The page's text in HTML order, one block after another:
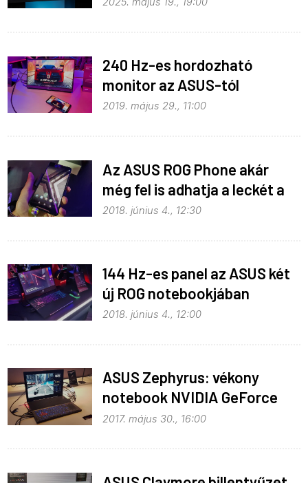
240 Hz-es hordozható
monitor az ASUS-tól
2019. május 29., 11:00
Az ASUS ROG Phone akár
még fel is adhatja a leckét a
konkurenciának
2018. június 4., 12:30
144 Hz-es panel az ASUS két
új ROG notebookjában
2018. június 4., 12:00
ASUS Zephyrus: vékony
notebook NVIDIA GeForce
GTX 1080-as GPU-val
2017. május 30., 16:00